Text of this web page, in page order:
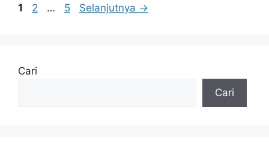
Halaman
1 Halaman
2 … Halaman
5 Selanjutnya →
Cari
Cari